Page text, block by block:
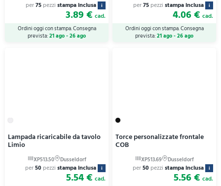
per75 pezzi stampa inclusa i
3.89 € cad.
Ordini oggi con stampa. Consegna
prevista:21 ago - 26 ago
per75 pezzi stampa inclusa i
4.06 € cad.
Ordini oggi con stampa. Consegna
prevista:21 ago - 26 ago
Lampada ricaricabile da tavolo
Limio
per50 pezzi stampa inclusa i
5.54 € cad.
Torce personalizzate frontale
COB
per50 pezzi stampa inclusa i
5.56 € cad.